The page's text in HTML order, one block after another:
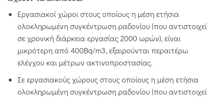
Εργασιακοί χώροι στους οποίους η μέση ετήσια
ολοκληρωμένη συγκέντρωση ραδονίου (που αντιστοιχεί
σε χρονική διάρκεια εργασίας 2000 ωρών), είναι
μικρότερη από 400Bq/m3, εξαιρούνται περαιτέρω
ελέγχου και μέτρων ακτινοπροστασίας.
Σε εργασιακούς χώρους στους οποίους η μέση ετήσια
ολοκληρωμένη συγκέντρωση ραδονίου (που αντιστοιχεί